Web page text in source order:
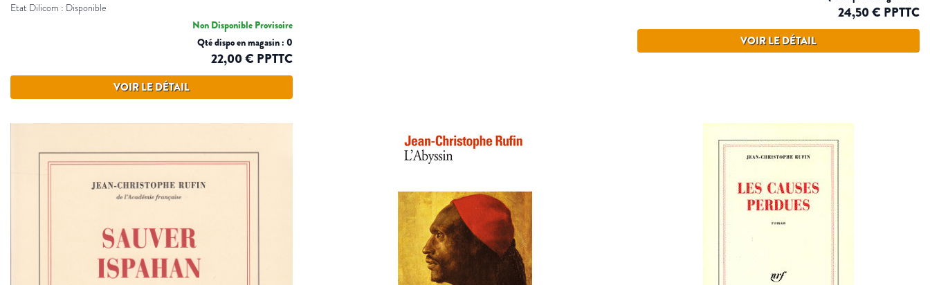
Etat Dilicom : Disponible
Non Disponible Provisoire
Qté dispo en magasin : 0
22,00 € PPTTC
VOIR LE DÉTAIL
24,50 € PPTTC
VOIR LE DÉTAIL